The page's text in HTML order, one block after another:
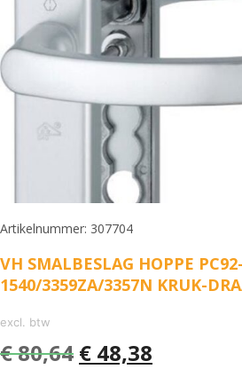
Artikelnummer: 307704
VH SMALBESLAG HOPPE
1540/3359ZA/3357N KRUK-
excl. btw
€80,64 € 48,38